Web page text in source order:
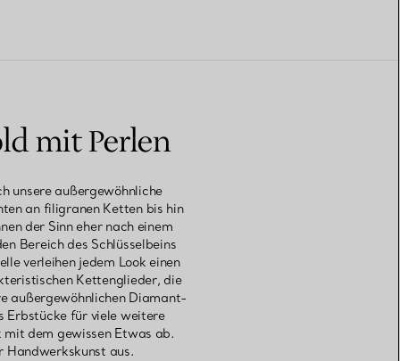
mit Perlen
unsere außergewöhnliche
an filigranen Ketten bis hin
der Sinn eher nach einem
Bereich des Schlüsselbeins
verleihen jedem Look einen
Kettenglieder, die
außergewöhnlichen Diamant-
Erbstücke für viele weitere
dem gewissen Etwas ab.
Handwerkskunst aus.